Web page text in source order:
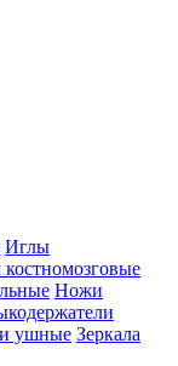
Иглы
Ножи
ушные Зеркала